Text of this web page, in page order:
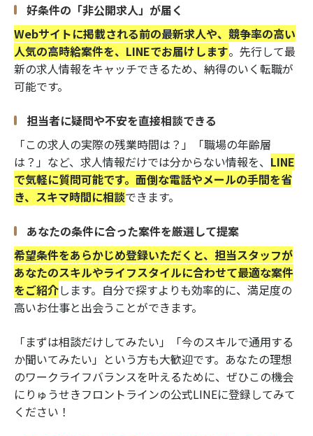
好条件の「非公開求人」が届く
Webサイトに掲載される前の最新求人や、競争率の高い
人気の高時給案件を、LINEでお届けします。先行して最
新の求人情報をキャッチできるため、納得のいく転職が
可能です。
担当者に疑問や不安を直接相談できる
「この求人の実際の残業時間は？」「職場の年齢層
は？」など、求人情報だけでは分からない情報を、 LINE
で気軽に質問可能です。面倒な電話やメールの手間を省
き、スキマ時間に相談できます。
あなたの条件に合った案件を厳選して提案
希望条件をあらかじめ登録いただくと、担当スタッフが
あなたのスキルやライフスタイルに合わせて最適な案件
をご紹介します。自分で探すよりも効率的に、満足度の
高いお仕事と出会うことができます。
「まずは相談だけしてみたい」「今のスキルで通用する
か聞いてみたい」という方も大歓迎です。あなたの理想
のワークライフバランスを叶えるために、ぜひこの機会
にりゅうせきフロントラインの公式LINEに登録してみて
ください！